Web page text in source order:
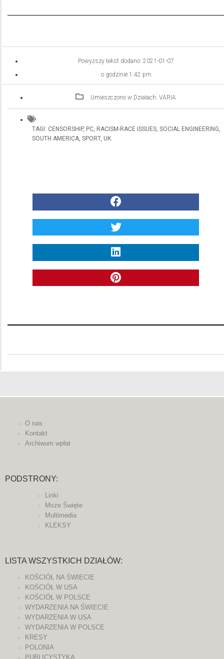
Powyższy tekst dodano: 2021-01-07
o godzinie 1:42 pm
Umieszczono w Działach: VARIA
TAGI: CENSORSHIP, PC, RACISM-RACE ISSUES, SOCIAL ENGINEERING,
SOUTH AMERICA, SPORT, UK
O nas
Kontakt
Archiwum wpłat
PODSTRONY:
Linki
Msze Święte
Multimedia
KLEKSY
LISTA WSZYSTKICH DZIAŁÓW:
KOŚCIÓŁ NA ŚWIECIE
KOŚCIÓŁ W USA
KOŚCIÓŁ W POLSCE
WYDARZENIA NA ŚWIECIE
WYDARZENIA W USA
WYDARZENIA W POLSCE
KRESY
POLONIA
PUBLICYSTYKA